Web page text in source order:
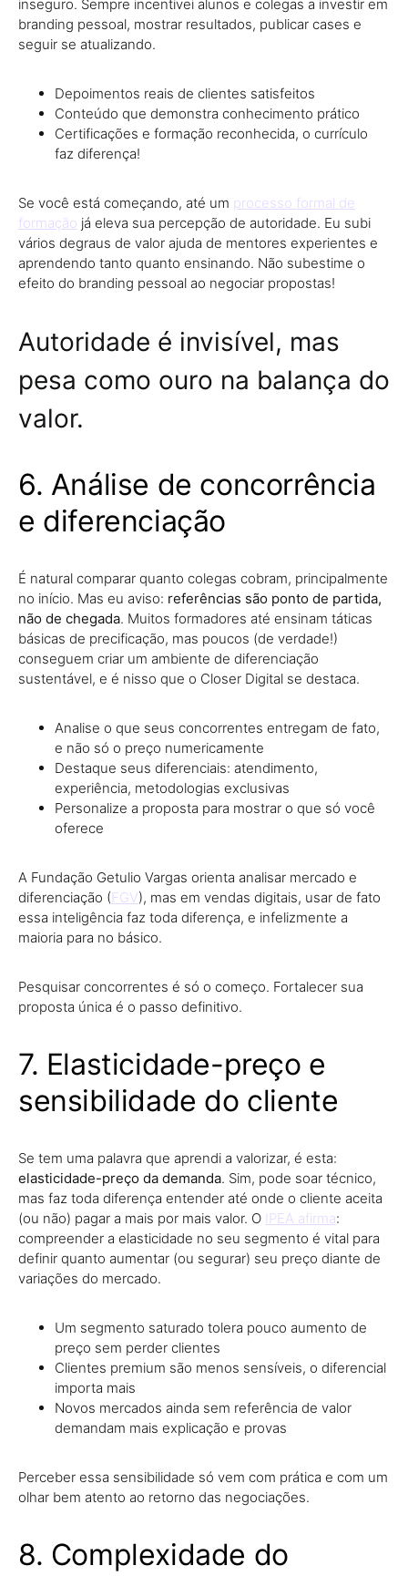
inseguro. Sempre incentivei alunos e colegas a investir em
branding pessoal, mostrar resultados, publicar cases e
seguir se atualizando.
Depoimentos reais de clientes satisfeitos
Conteúdo que demonstra conhecimento prático
Certificações e formação reconhecida, o currículo
faz diferença!
Se você está começando, até um processo formal de
formação já eleva sua percepção de autoridade. Eu subi
vários degraus de valor ajuda de mentores experientes e
aprendendo tanto quanto ensinando. Não subestime o
efeito do branding pessoal ao negociar propostas!
Autoridade é invisível, mas
pesa como ouro na balança do
valor.
6. Análise de concorrência
e diferenciação
É natural comparar quanto colegas cobram, principalmente
no início. Mas eu aviso: referências são ponto de partida,
não de chegada. Muitos formadores até ensinam táticas
básicas de precificação, mas poucos (de verdade!)
conseguem criar um ambiente de diferenciação
sustentável, e é nisso que o Closer Digital se destaca.
Analise o que seus concorrentes entregam de fato,
e não só o preço numericamente
Destaque seus diferenciais: atendimento,
experiência, metodologias exclusivas
Personalize a proposta para mostrar o que só você
oferece
A Fundação Getulio Vargas orienta analisar mercado e
diferenciação (FGV), mas em vendas digitais, usar de fato
essa inteligência faz toda diferença, e infelizmente a
maioria para no básico.
Pesquisar concorrentes é só o começo. Fortalecer sua
proposta única é o passo definitivo.
7. Elasticidade-preço e
sensibilidade do cliente
Se tem uma palavra que aprendi a valorizar, é esta:
elasticidade-preço da demanda. Sim, pode soar técnico,
mas faz toda diferença entender até onde o cliente aceita
(ou não) pagar a mais por mais valor. O IPEA afirma:
compreender a elasticidade no seu segmento é vital para
definir quanto aumentar (ou segurar) seu preço diante de
variações do mercado.
Um segmento saturado tolera pouco aumento de
preço sem perder clientes
Clientes premium são menos sensíveis, o diferencial
importa mais
Novos mercados ainda sem referência de valor
demandam mais explicação e provas
Perceber essa sensibilidade só vem com prática e com um
olhar bem atento ao retorno das negociações.
8. Complexidade do